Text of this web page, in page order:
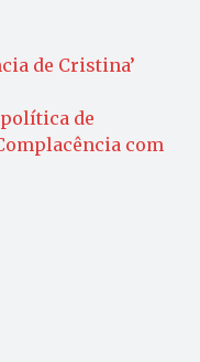
de Cristina’
política de
com